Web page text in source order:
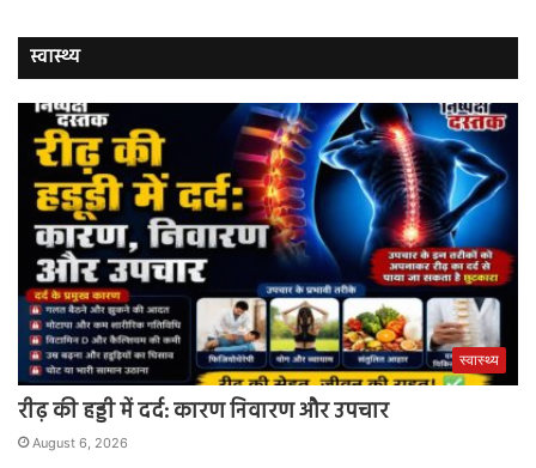
स्वास्थ्य
स्वास्थ्य
रीढ़ की हड्डी में दर्द: कारण निवारण और उपचार
August 6, 2026